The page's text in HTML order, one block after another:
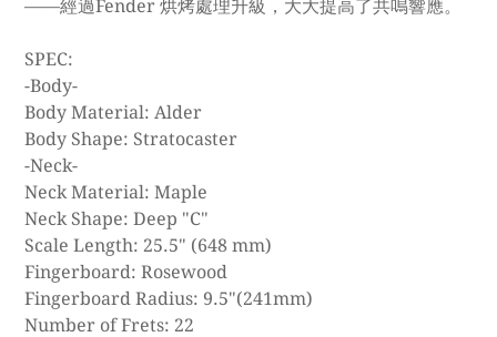
——經過Fender 烘烤處理升級，大大提高了共鳴響應。
SPEC:
-Body-
Body Material: Alder
Body Shape: Stratocaster
-Neck-
Neck Material: Maple
Neck Shape: Deep "C"
Scale Length: 25.5" (648 mm)
Fingerboard: Rosewood
Fingerboard Radius: 9.5"(241mm)
Number of Frets: 22